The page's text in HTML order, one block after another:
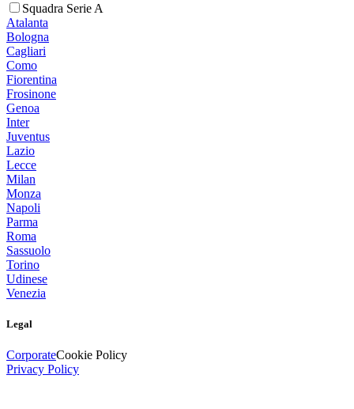
Squadra Serie A
Atalanta
Bologna
Cagliari
Como
Fiorentina
Frosinone
Genoa
Inter
Juventus
Lazio
Lecce
Milan
Monza
Napoli
Parma
Roma
Sassuolo
Torino
Udinese
Venezia
Legal
CorporateCookie Policy
Privacy Policy